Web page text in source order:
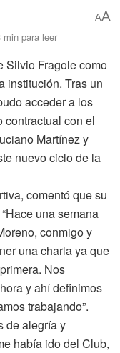
para leer
AA
Silvio Fragole como
institución. Tras un
acceder a los
contractual con el
Martínez y
nuevo ciclo de la
comentó que su
una semana
conmigo y
una charla ya que
Nos
y ahí definimos
trabajando”.
de alegría y
había ido del Club,